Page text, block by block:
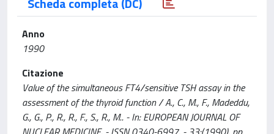
Anno
1990
Citazione
Value of the simultaneous FT4/sensitive TSH assay in the
assessment of the thyroid function / A., C., M., F., Madeddu,
G., G., P., R., R., F., S., R., M.. - In: EUROPEAN JOURNAL OF